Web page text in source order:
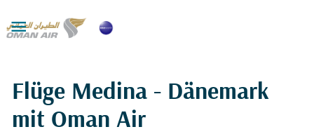

Flüge Medina - Dänemark
mit Oman Air